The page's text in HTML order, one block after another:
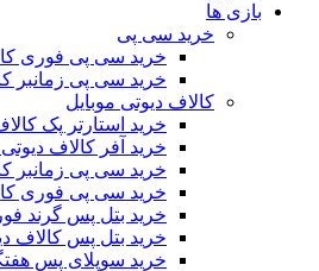
بازی ها
خرید سی پی
خرید سی پی فوری
خرید سی پی زمانبر
کالاف دیوتی موبایل
خرید استارتر پک
خرید آفر کالاف
خرید سی پی زمانبر
خرید سی پی فوری
خرید بتل پس گرند
خرید بتل پس کالاف
خرید سوپلای پس